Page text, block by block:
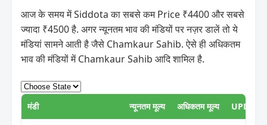
आज के समय में Siddota का सबसे कम Price ₹4400 और सबसे
ज्यादा ₹4500 है. अगर न्यूनतम भाव की मंडियों पर नज़र डालें तो ये
मंडियां सामने आती है जैसे Chamkaur Sahib. ऐसे ही अधिकतम
भाव की मंडियों में Chamkaur Sahib आदि शामिल है.
मंडी न्यूनतम मूल्य अधिकतम मूल्य